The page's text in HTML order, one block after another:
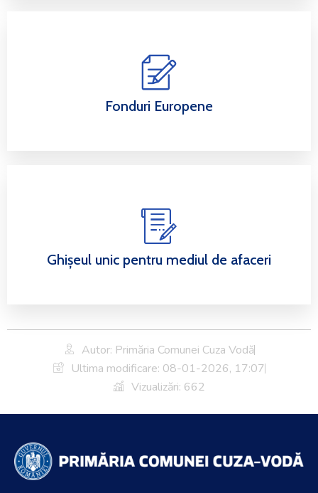
Fonduri Europene
Ghișeul unic pentru mediul de afaceri
Autor: Primăria Comunei Cuza Vodă
Ultima modificare: 08-01-2026, 17:07
Vizualizări: 662